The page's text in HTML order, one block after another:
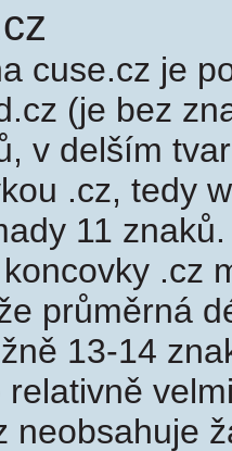
cuse.cz je
(je bez
v delším
.cz, tedy
11
.cz
průměrná
13-14
relativně
neobsahuje